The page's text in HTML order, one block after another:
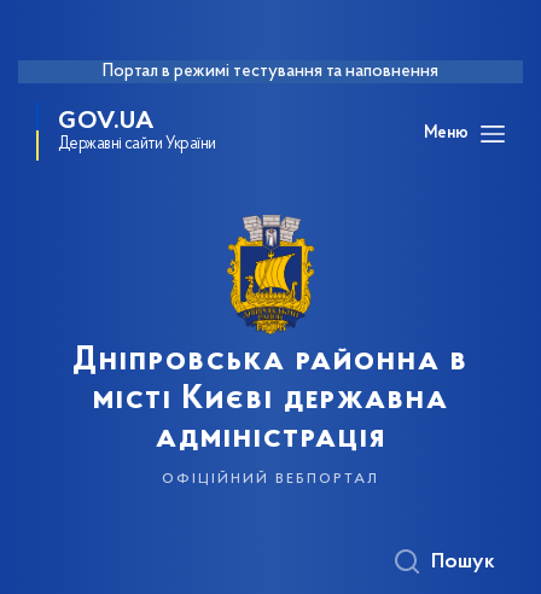
Портал в режимі тестування та наповнення
GOV.UA
Державні сайти України
Меню
Дніпровська районна в
місті Києві державна
адміністрація
офіційний вебпортал
Пошук